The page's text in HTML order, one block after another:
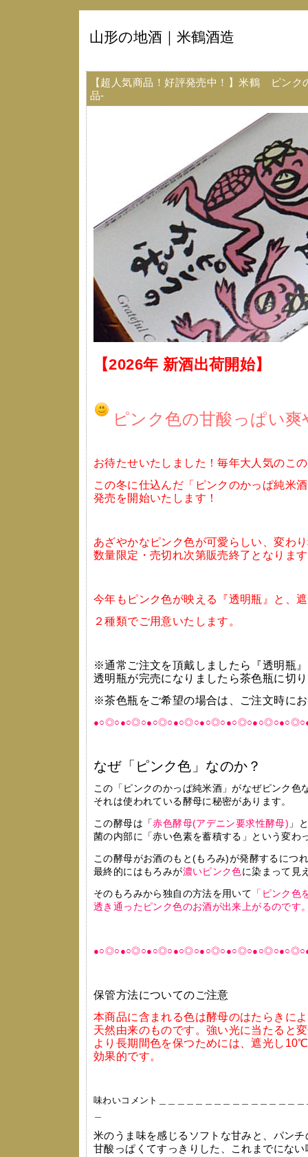
山形の地酒｜米鶴酒造
【超人気商品！好評発売中！】米鶴 ピン
品-
【2026年 新酒出荷開始】
ピンク色の甘酸っぱい
お待たせいたしました！毎年大人気のこ
この冬に仕込んだ「ピンクのかっぱ純米
発売を開始いたします！
あざやかなピンク色が可愛らしい、変わ
数量限定・売切れ次第販売終了となりま
今年もピンク色が映える『透明瓶』と、
２種類でご用意いたします。
※通常ご注文を頂戴しましたら『透明瓶
透明瓶が完売になりましたら茶色瓶に切
※茶色瓶をご希望の場合は、ご注文時に
なぜ「ピンク色」なのか？
この「ピンクのかっぱ純米酒」がなぜピンク色
それは使われている酵母に秘密があります。
この酵母は「赤色酵母(アデニン要求性酵母) 」
菌の内部に「赤い色素を蓄積する」という変わ
この酵母がお酒のもと(もろみ)が発酵するにつ
最終的にはもろみが濃いピンク色に染まって見
そのもろみから独自の方法を用いて 「ピンク色
透き通ったピンク色のお酒が出来上がるのです
保管方法についてのご注意
本商品に含まれる色は酵母のはたらきに
天然由来のものです。強い光に当たると
より長期間色を保つためには、遮光し
効果的です。
味わいコメント＿＿＿＿＿＿＿＿＿＿＿＿＿＿＿
米のうま味を感じるソフトな甘みと、パン
甘酸っぱくてすっきりした、これまでにない